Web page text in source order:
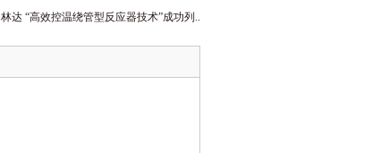
林达 “高效控温绕管型反应器技术”成功列..